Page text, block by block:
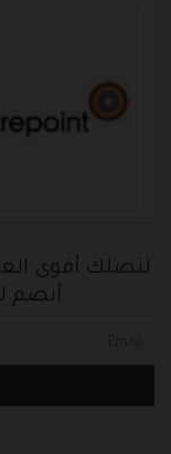
لتصلك أقوى
أنضم